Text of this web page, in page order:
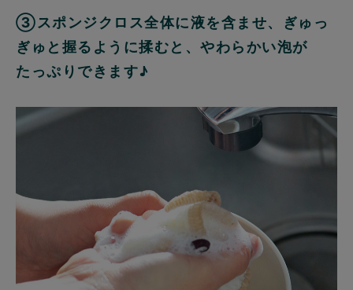
③スポンジクロス全体に液を含ませ、ぎゅっ
ぎゅと握るように揉むと、やわらかい泡が
たっぷりできます♪